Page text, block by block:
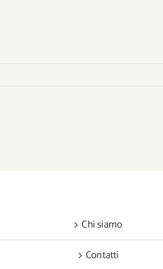
Chi siamo
Contatti